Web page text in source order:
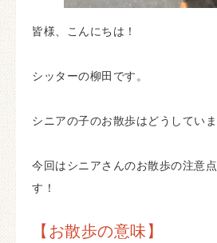
皆様、こんにちは！
シッターの柳田です。
シニアの子のお散歩はどうしてい
今回はシニアさんのお散歩の注意
す！
【お散歩の意味】